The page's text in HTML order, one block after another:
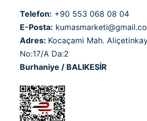
Telefon: +90 553 068 08 04
E-Posta:
Adres: Kocaçami Mah.
No:17/A Da:2
Burhaniye / BALIKESİR